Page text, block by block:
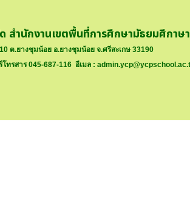
ำนักงานเขตพื้นที่การศึกษามัธยมศึกาษ
ต.ยางชุมน้อย อ.ยางชุมน้อย จ.ศรีสะเกษ 33190
โทรสาร 045-687-116 อีเมล :